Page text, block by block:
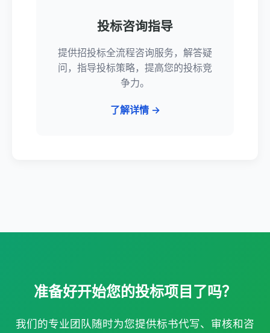
投标咨询指导
提供招投标全流程咨询服务，解答疑
问，指导投标策略，提高您的投标竞
争力。
了解详情 →
准备好开始您的投标项目了吗？
我们的专业团队随时为您提供标书代写、审核和咨